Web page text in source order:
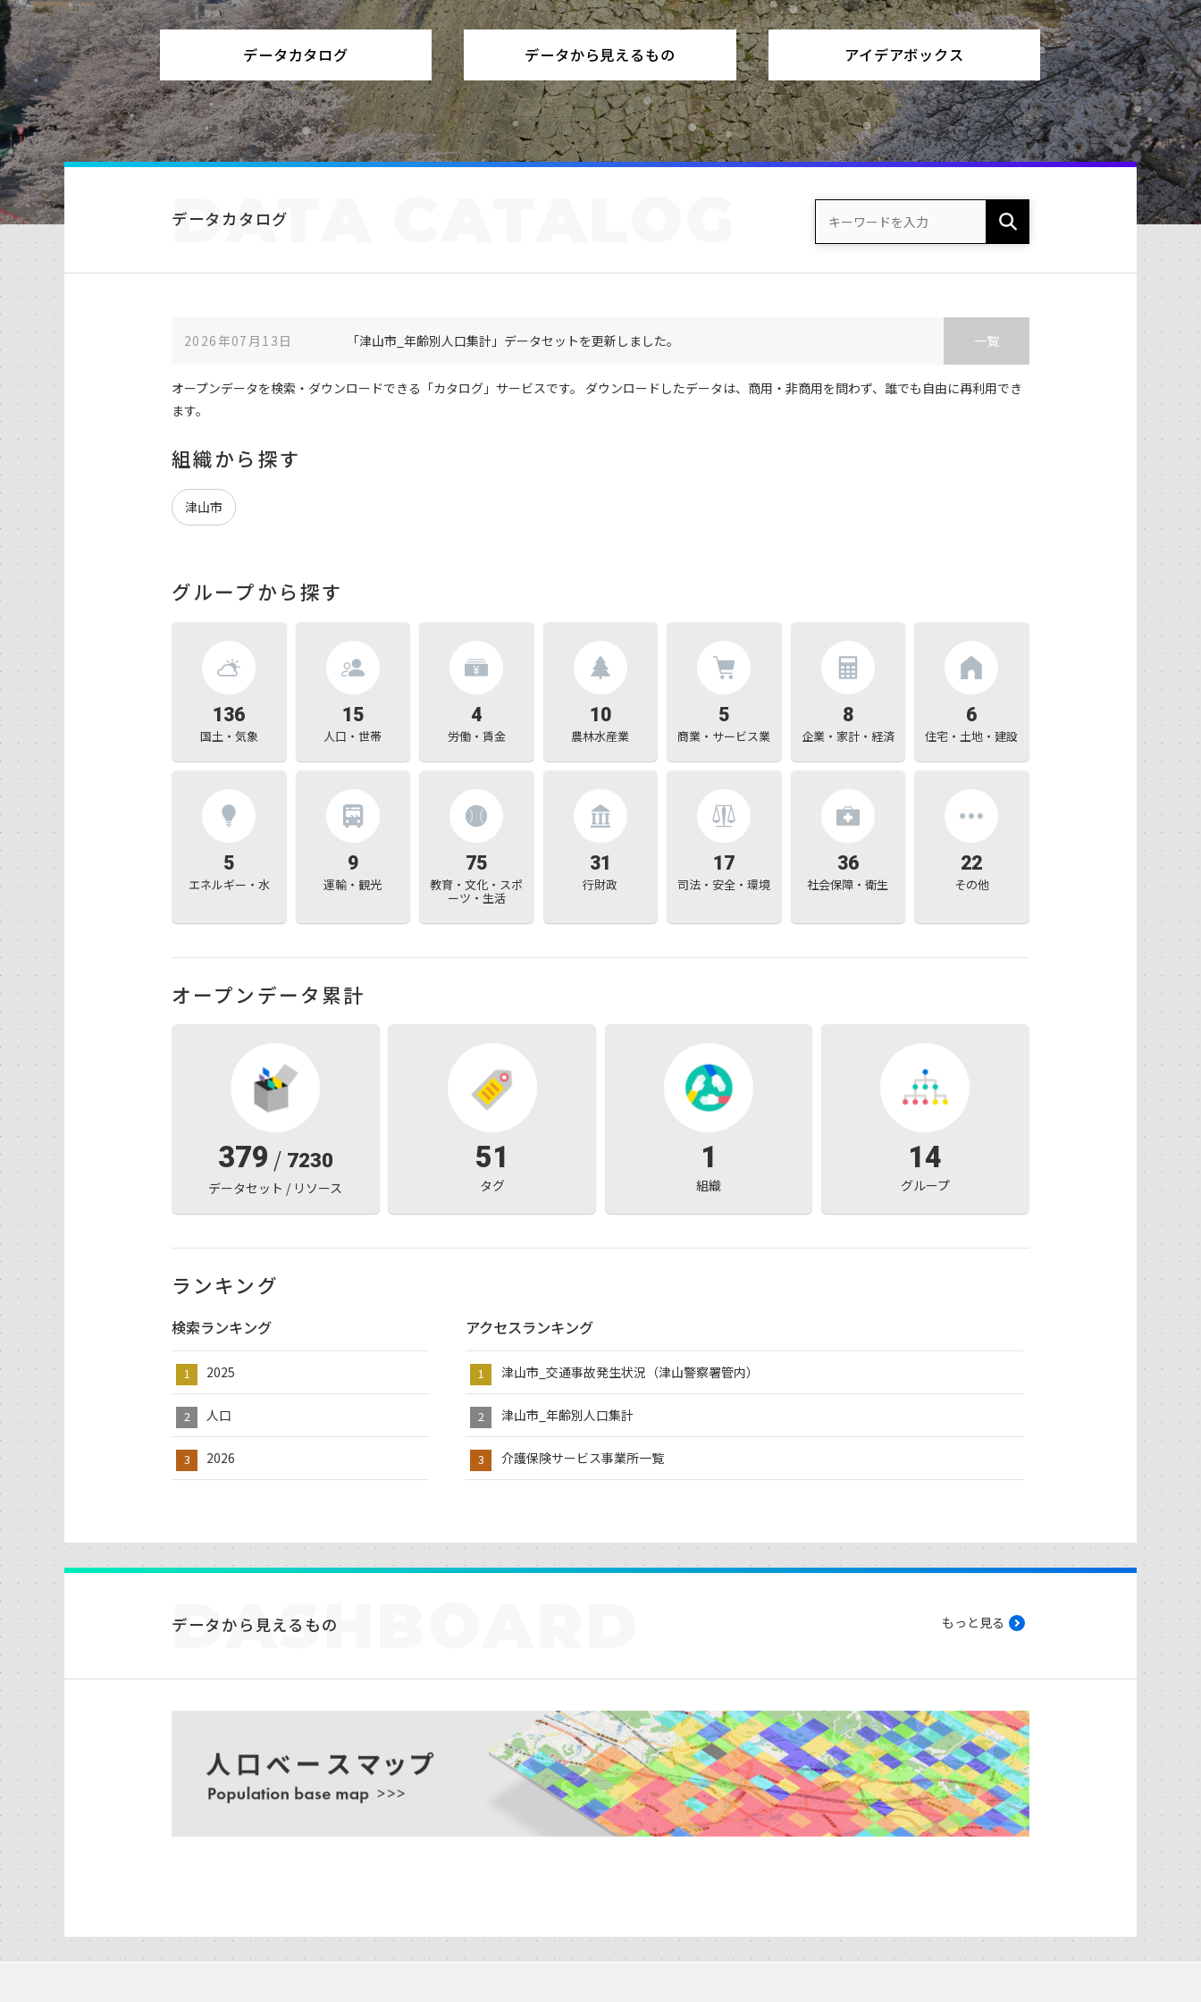
データカタログ データから見えるもの アイデアボックス
データカタログ
DATA
2026年07月13日 「津山市_年齢別人口集計」データセットを更新しました。 一覧
オープンデータを検索・ダウンロードできる「カタログ」サービスです。 ダウンロードしたデータは、商用・非商用を問わず、誰でも自由に再利用でき
ます。
組織から探す
津山市
グループから探す
136
国土・気象
15
人口・世帯
4
労働・賃金
10
農林水産業
5
商業・サービス業
8
企業・家計・経済
6
住宅・土地・建設
5
エネルギー・水
9
運輸・観光
75
教育・文化・スポ
ーツ・生活
31
行財政
17
司法・安全・環境
36
社会保障・衛生
22
その他
オープンデータ累計
379 / 7230
データセット / リソース
51
タグ
1
組織
14
グループ
ランキング
検索ランキング
2025
人口
2026
アクセスランキング
津山市_交通事故発生状況（津山警察署管内）
津山市_年齢別人口集計
介護保険サービス事業所一覧
データから見えるもの
DASHBOARD もっと見る